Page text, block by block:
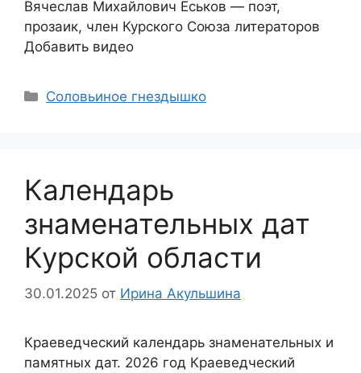
Вячеслав Михайлович Еськов — поэт,
прозаик, член Курского Союза литераторов
Добавить видео
Соловьиное гнездышко
Календарь
знаменательных дат
Курской области
30.01.2025 от Ирина Акульшина
Краеведческий календарь знаменательных и
памятных дат. 2026 год Краеведческий